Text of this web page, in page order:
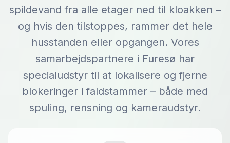
spildevand fra alle etager ned til kloakken –
og hvis den tilstoppes, rammer det hele
husstanden eller opgangen. Vores
samarbejdspartnere i Furesø har
specialudstyr til at lokalisere og fjerne
blokeringer i faldstammer – både med
spuling, rensning og kameraudstyr.